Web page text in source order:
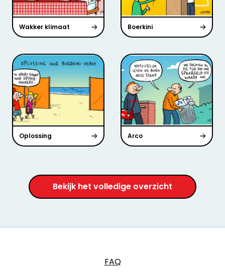
Wakker klimaat Boerkini
Oplossing Arco
Bekijk het volledige overzicht
FAQ